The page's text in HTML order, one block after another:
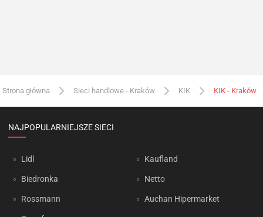
Strona główna Sieci handlowe - Kraków KIK KIK - Kraków
NAJPOPULARNIEJSZE SIECI
Lidl
Biedronka
Rossmann
Kaufland
Netto
Auchan Hipermarket